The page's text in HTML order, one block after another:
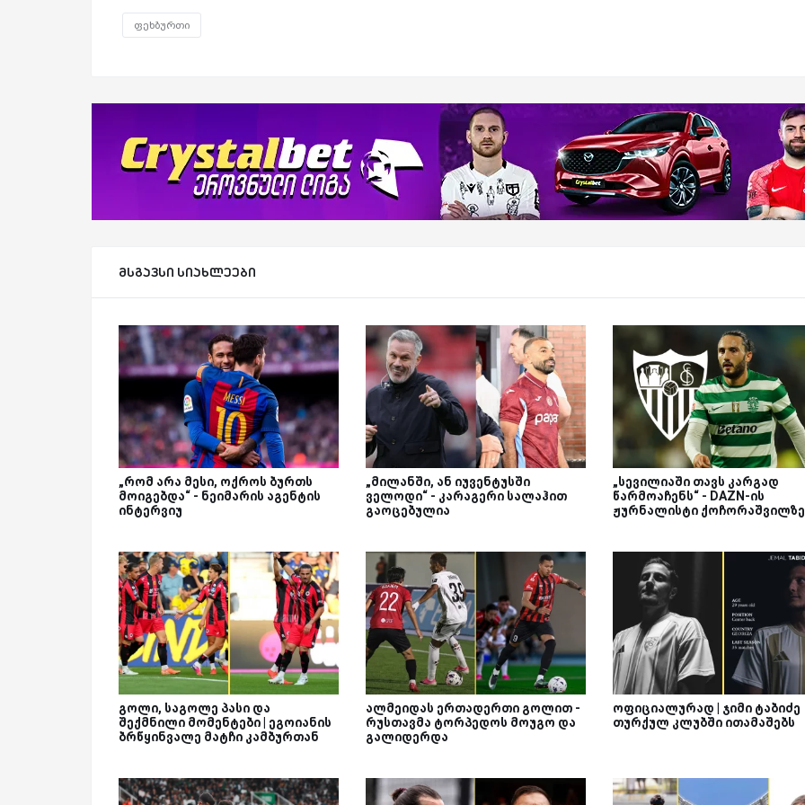
ფეხბურთი
მსგავსი სიახლეები
„რომ არა მესი, ოქროს ბურთს
მოიგებდა“ - ნეიმარის აგენტის
ინტერვიუ
„მილანში, ან იუვენტუსში
ველოდი“ - კარაგერი სალაჰით
გაოცებულია
„სევილიაში თავს კარგად
წარმოაჩენს“ - DAZN-ის
ჟურნალისტი ქოჩორაშვილზე
გოლი, საგოლე პასი და
შექმნილი მომენტები | ეგოიანის
ბრწყინვალე მატჩი კამბურთან
ალმეიდას ერთადერთი გოლით -
რუსთავმა ტორპედოს მოუგო და
გალიდერდა
ოფიციალურად | ჯიმი ტაბიძე
თურქულ კლუბში ითამაშებს